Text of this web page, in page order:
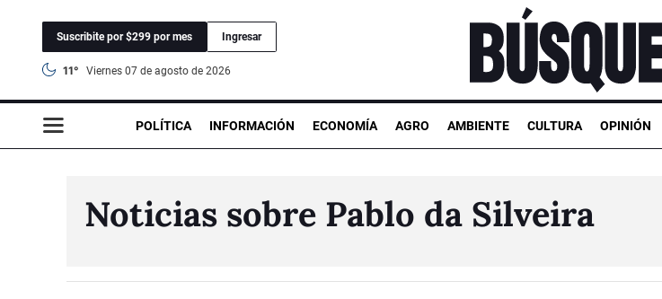
Suscribite por $299 por mes Ingresar
11° viernes 07 de agosto de 2026
POLÍTICA INFORMACIÓN ECONOMÍA AGRO AMBIENTE CULTURA OPINIÓN
Noticias sobre Pablo da Silveira